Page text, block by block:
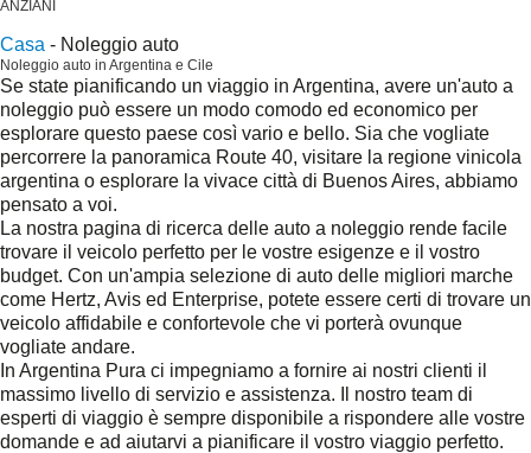
ANZIANI
Casa - Noleggio auto
Noleggio auto in Argentina e Cile
Se state pianificando un viaggio in Argentina, avere un'auto a
noleggio può essere un modo comodo ed economico per
esplorare questo paese così vario e bello. Sia che vogliate
percorrere la panoramica Route 40, visitare la regione vinicola
argentina o esplorare la vivace città di Buenos Aires, abbiamo
pensato a voi.
La nostra pagina di ricerca delle auto a noleggio rende facile
trovare il veicolo perfetto per le vostre esigenze e il vostro
budget. Con un'ampia selezione di auto delle migliori marche
come Hertz, Avis ed Enterprise, potete essere certi di trovare un
veicolo affidabile e confortevole che vi porterà ovunque
vogliate andare.
In Argentina Pura ci impegniamo a fornire ai nostri clienti il
massimo livello di servizio e assistenza. Il nostro team di
esperti di viaggio è sempre disponibile a rispondere alle vostre
domande e ad aiutarvi a pianificare il vostro viaggio perfetto.